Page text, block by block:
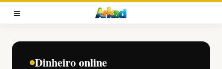
Pular
para
conteúdo
MENU
Dinheiro online